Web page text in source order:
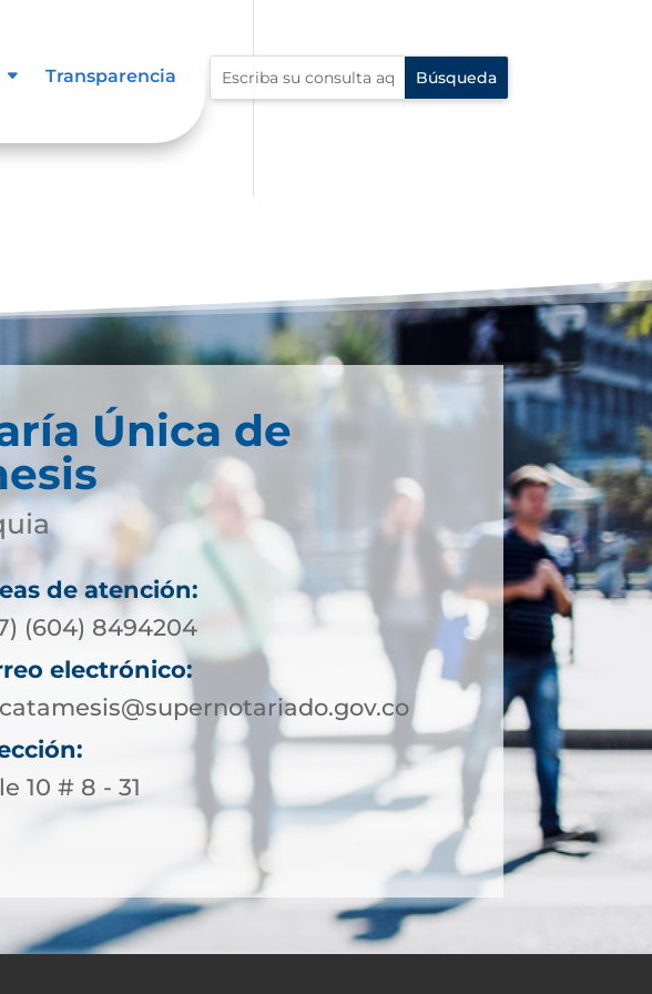
Transparencia
Única de
de atención:
(604) 8494204
electrónico:
10 # 8 - 31